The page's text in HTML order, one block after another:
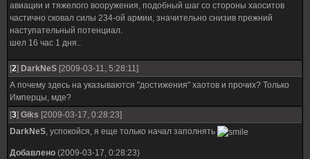
авиации и тяжелого вооружения, подобный шаг со стороны хаоситов
частично сковал силы 234-ой армии, значительно снизив прежний
наступательный потенциал.
шел 16 час 1 дня..
[2] DarkNeS [2009-03-11, 5:28:11]
А почему здесь на указываются "достижения" хаотов и прочих? Только
Имперцы, мде?
[3] Giks [2009-03-17, 0:28:23]
DarkNeS, успокойся, я еще только начал заполнять
Добавлено (2009-03-17, 0:28:23)